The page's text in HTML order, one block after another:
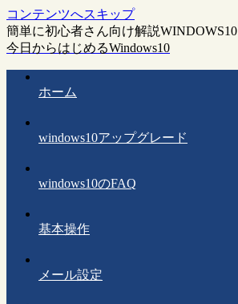
コンテンツへスキップ
簡単に初心者さん向け解説WINDOWS10
今日からはじめるWindows10
ホーム
windows10アップグレード
windows10のFAQ
基本操作
メール設定